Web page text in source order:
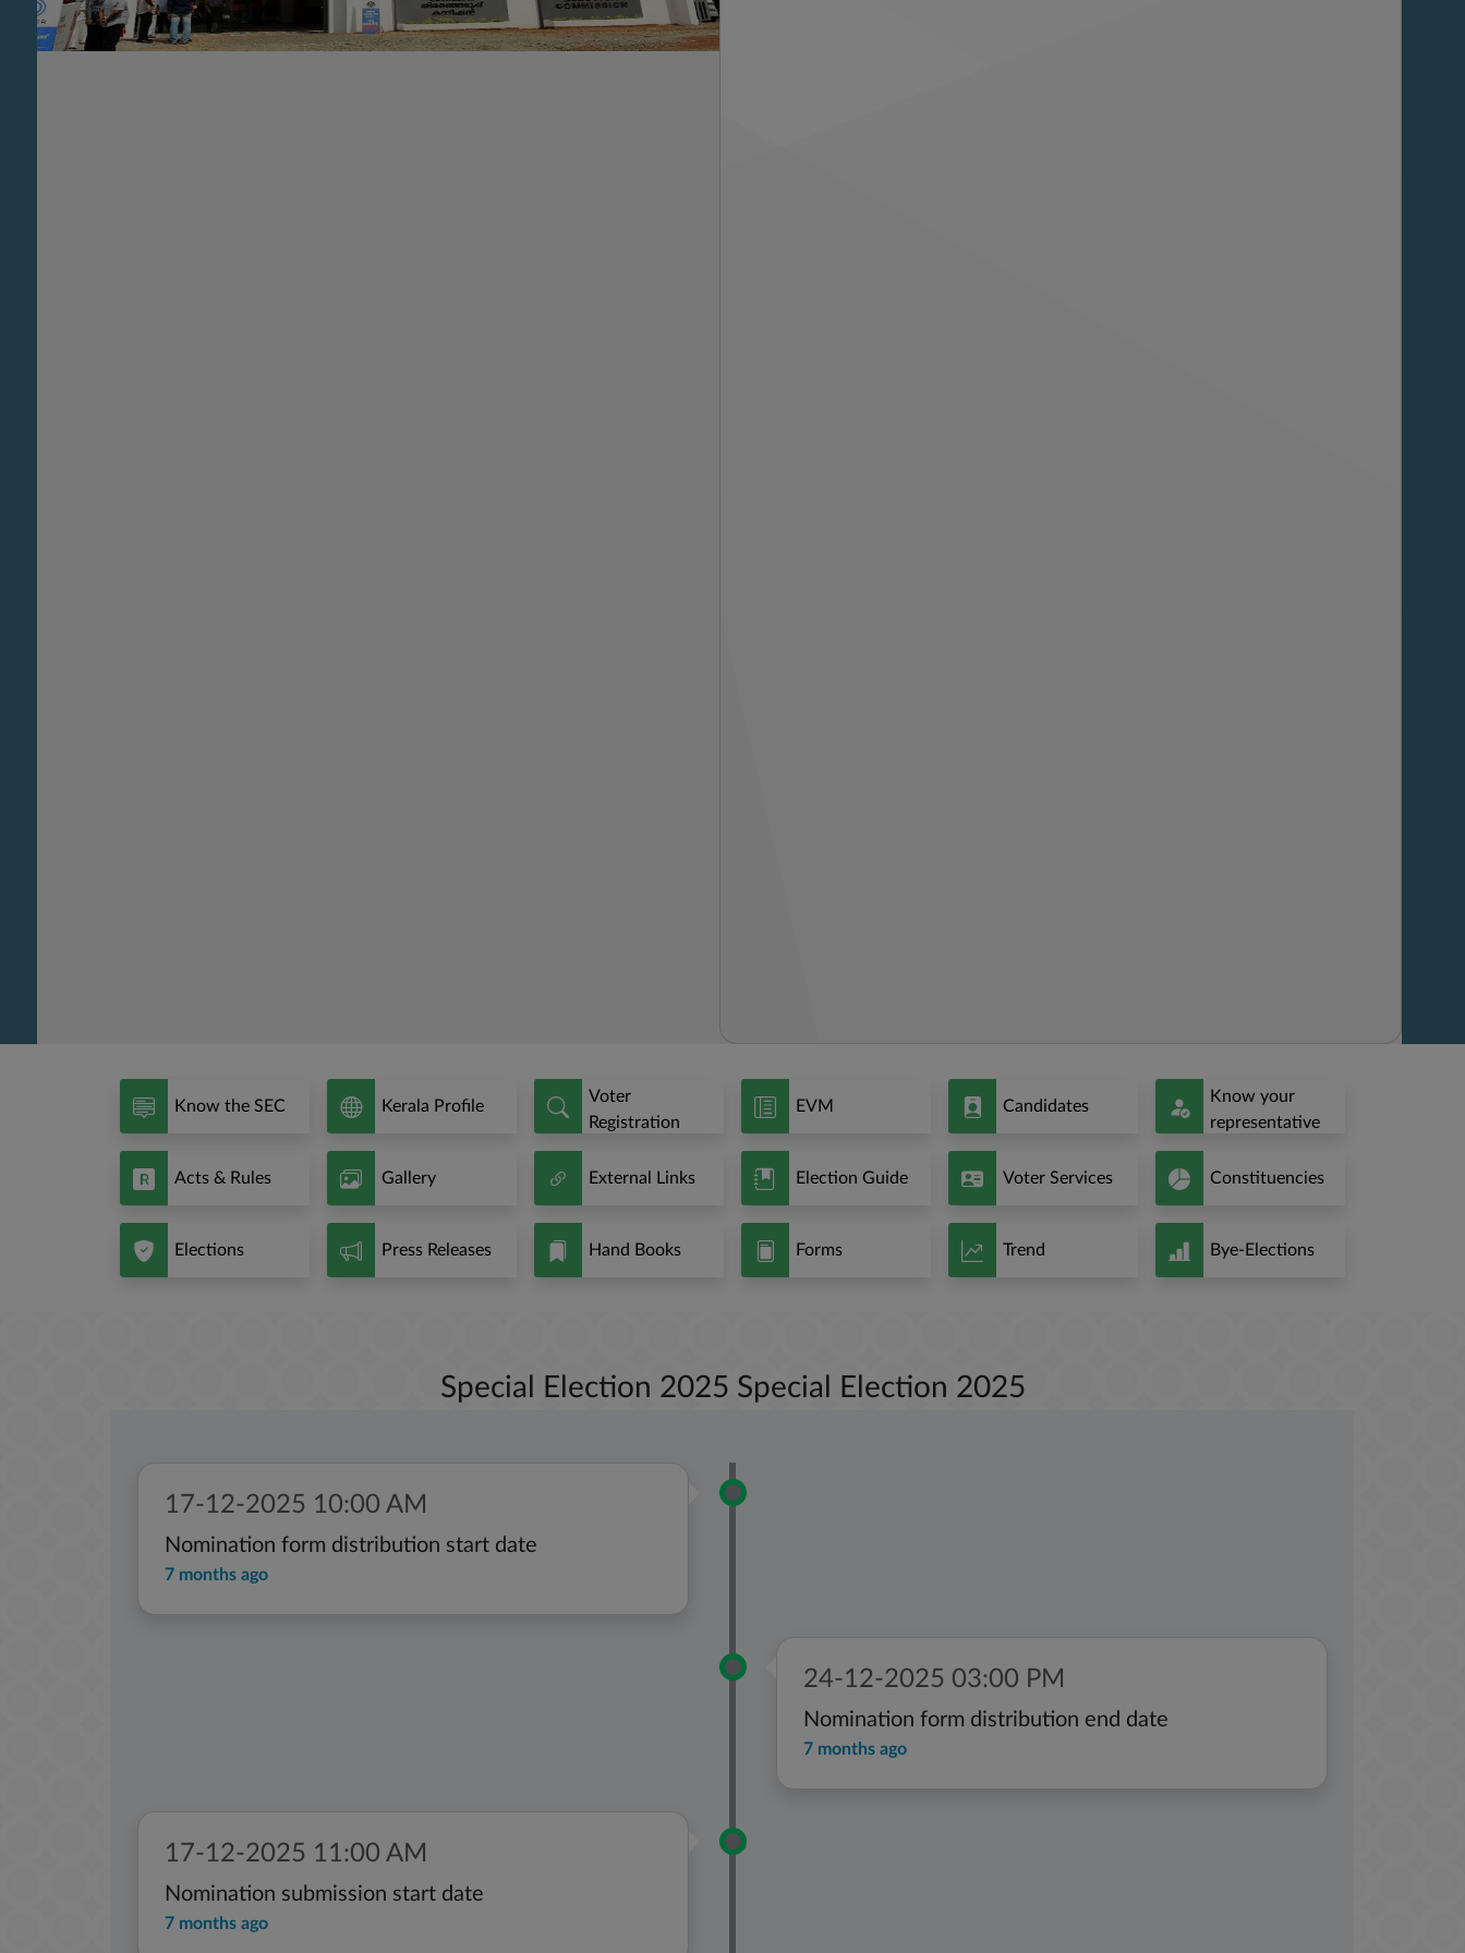
Know the SEC Kerala Profile
Voter
Registration
EVM Candidates
Know your
representative
Acts & Rules Gallery External Links Election Guide Voter Services Constituencies
Elections Press Releases Hand Books Forms Trend Bye-Elections
Special Election 2025 Special Election 2025
17-12-2025 10:00 AM
Nomination form distribution start date
7 months ago
24-12-2025 03:00 PM
Nomination form distribution end date
7 months ago
17-12-2025 11:00 AM
Nomination submission start date
7 months ago